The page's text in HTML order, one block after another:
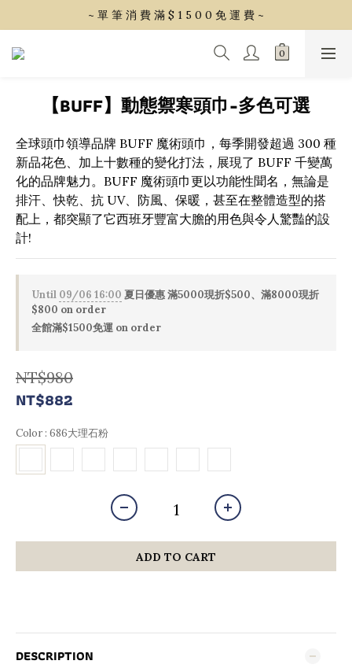
~ 單 筆 消 費 滿 $ 1 5 0 0 免 運 費 ~
~ 單 筆 消 費 滿 $ 1 5 0 0 免 運 費 ~
會 員 享 2% 點 數 回 饋 (1點=1元)
【BUFF】動態禦寒頭巾-多色可選
全球頭巾領導品牌 BUFF 魔術頭巾，每季開發超過 300 種
新品花色、加上十數種的變化打法，展現了 BUFF 千變萬
化的品牌魅力。BUFF 魔術頭巾更以功能性聞名，無論是
排汗、快乾、抗 UV、防風、保暖，甚至在整體造型的搭
配上，都突顯了它西班牙豐富大膽的用色與令人驚豔的設
計!
Until 09/06 16:00 夏日優惠 滿5000現折$500、滿8000現折
$800 on order
全館滿$1500免運 on order
NT$980
NT$882
Color : 686大理石粉
ADD TO CART
DESCRIPTION